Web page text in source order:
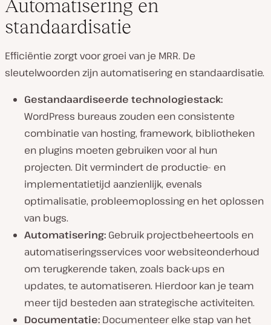
Automatisering en
standaardisatie
Efficiëntie zorgt voor groei van je MRR. De
sleutelwoorden zijn automatisering en standaardisatie.
Gestandaardiseerde technologiestack:
WordPress bureaus zouden een consistente
combinatie van hosting, framework, bibliotheken
en plugins moeten gebruiken voor al hun
projecten. Dit vermindert de productie- en
implementatietijd aanzienlijk, evenals
optimalisatie, probleemoplossing en het oplossen
van bugs.
Automatisering: Gebruik projectbeheertools en
automatiseringsservices voor websiteonderhoud
om terugkerende taken, zoals back-ups en
updates, te automatiseren. Hierdoor kan je team
meer tijd besteden aan strategische activiteiten.
Documentatie: Documenteer elke stap van het